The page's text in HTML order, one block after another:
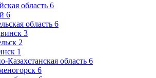
область 6
6
область 6
3
2
1
Казахстанская область 6
6